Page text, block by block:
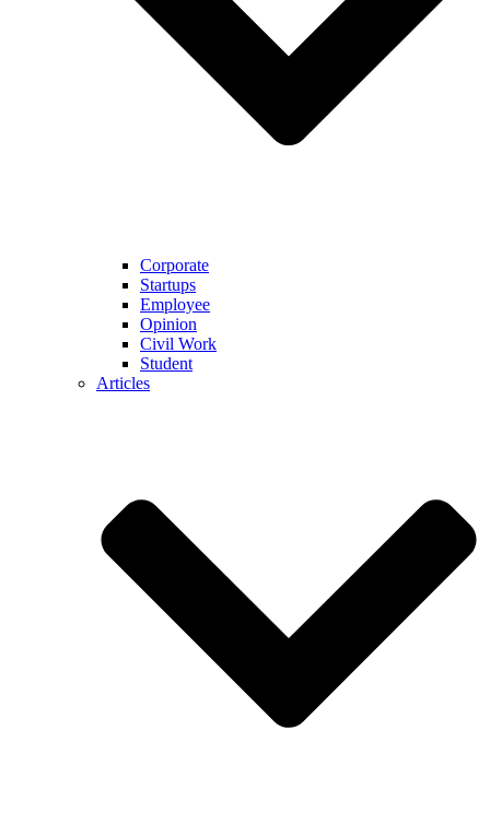
Corporate
Startups
Employee
Opinion
Civil Work
Student
Articles